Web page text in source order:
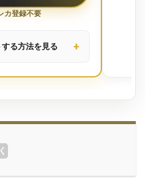
カ登録不要
る方法を見る
のように無料で
した。（2025